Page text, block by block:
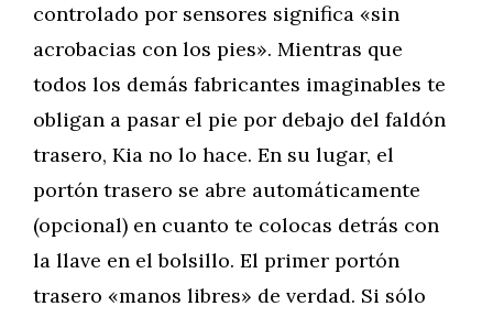
controlado por sensores significa «sin
acrobacias con los pies». Mientras que
todos los demás fabricantes imaginables te
obligan a pasar el pie por debajo del faldón
trasero, Kia no lo hace. En su lugar, el
portón trasero se abre automáticamente
(opcional) en cuanto te colocas detrás con
la llave en el bolsillo. El primer portón
trasero «manos libres» de verdad. Si sólo